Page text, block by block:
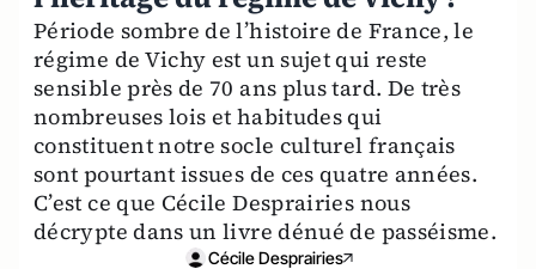
Période sombre de l’histoire de France, le
régime de Vichy est un sujet qui reste
sensible près de 70 ans plus tard. De très
nombreuses lois et habitudes qui
constituent notre socle culturel français
sont pourtant issues de ces quatre années.
C’est ce que Cécile Desprairies nous
décrypte dans un livre dénué de passéisme.
Cécile Desprairies